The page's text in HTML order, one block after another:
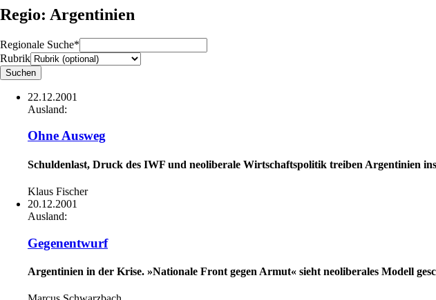
Regio: Argentinien
Regionale Suche*
Rubrik
22.12.2001
Ausland:
Ohne Ausweg
Schuldenlast, Druck des IWF und neoliberale Wirtschaftspolitik treiben Argentinien
Klaus Fischer
20.12.2001
Ausland:
Gegenentwurf
Argentinien in der Krise. »Nationale Front gegen Armut« sieht neoliberales Modell